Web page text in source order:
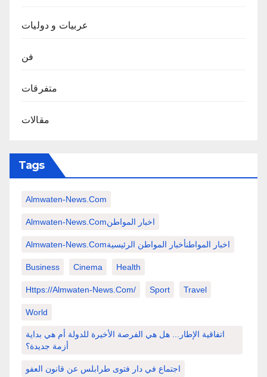
عربيات و دوليات
فن
متفرقات
مقالات
Tags
Almwaten-News.com
Almwaten-News.comاخبار المواطن
Almwaten-News.comاخبار المواطنأخبار المواطن الرئيسية
Business Cinema Health
Https://almwaten-News.com/ Sport Travel
World
اتفاقية الإطار... هل هي الفرصة الأخيرة للدولة أم هي بداية
أزمة جديدة؟
اجتماع في دار فتوى طرابلس عن قانون العفو